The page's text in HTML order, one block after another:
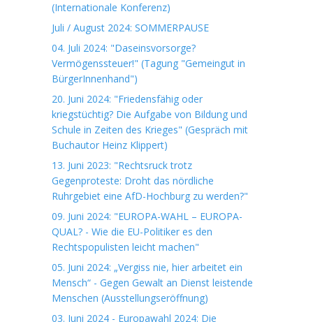
(Internationale Konferenz)
Juli / August 2024: SOMMERPAUSE
04. Juli 2024: "Daseinsvorsorge?
Vermögenssteuer!" (Tagung "Gemeingut in
BürgerInnenhand")
20. Juni 2024: "Friedensfähig oder
kriegstüchtig? Die Aufgabe von Bildung und
Schule in Zeiten des Krieges" (Gespräch mit
Buchautor Heinz Klippert)
13. Juni 2023: "Rechtsruck trotz
Gegenproteste: Droht das nördliche
Ruhrgebiet eine AfD-Hochburg zu werden?"
09. Juni 2024: "EUROPA-WAHL – EUROPA-
QUAL? - Wie die EU-Politiker es den
Rechtspopulisten leicht machen"
05. Juni 2024: „Vergiss nie, hier arbeitet ein
Mensch“ - Gegen Gewalt an Dienst leistende
Menschen (Ausstellungseröffnung)
03. Juni 2024 - Europawahl 2024: Die